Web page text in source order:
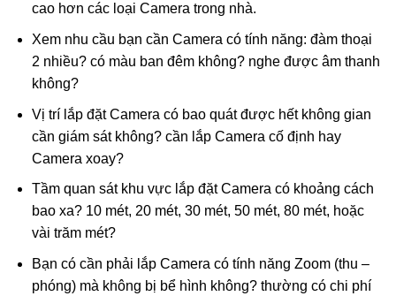
cao hơn các loại Camera trong nhà.
Xem nhu cầu bạn cần Camera có tính năng: đàm thoại
2 nhiều? có màu ban đêm không? nghe được âm thanh
không?
Vị trí lắp đặt Camera có bao quát được hết không gian
cần giám sát không? cần lắp Camera cố định hay
Camera xoay?
Tầm quan sát khu vực lắp đặt Camera có khoảng cách
bao xa? 10 mét, 20 mét, 30 mét, 50 mét, 80 mét, hoặc
vài trăm mét?
Bạn có cần phải lắp Camera có tính năng Zoom (thu –
phóng) mà không bị bể hình không? thường có chi phí